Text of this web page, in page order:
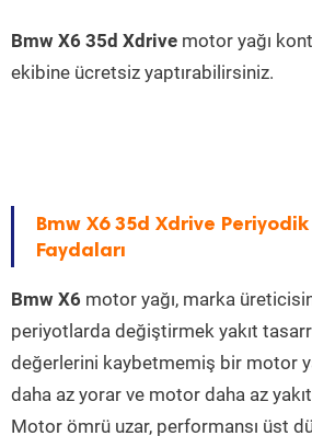
Bmw X6 35d Xdrive motor yağı
ekibine ücretsiz yaptırabilirsiniz.
Bmw X6 35d Xdrive Periyodik
Faydaları
Bmw X6 motor yağı, marka
periyotlarda değiştirmek yakıt
değerlerini kaybetmemiş bir motor
daha az yorar ve motor daha az
Motor ömrü uzar, performansı üst